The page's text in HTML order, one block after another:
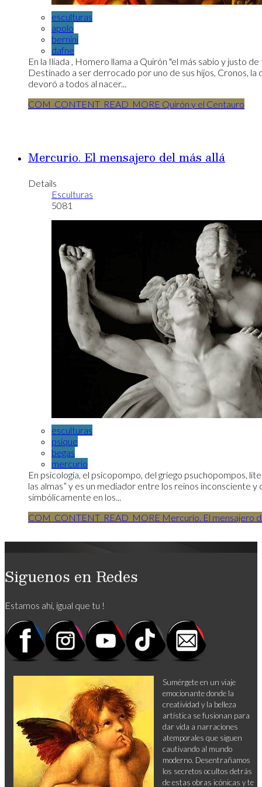
esculturas
apolo
bernini
dafne
En la Ilíada , Homero llama a Quirón "el más sabio y justo
Destinado a ser derrocado por uno de sus hijos, Cronos, la
devoró a todos al nacer...
COM_CONTENT_READ_MORE Quirón y el Centauro
Mercurio. El mensajero del más allá
Details
Esculturas
5081
esculturas
psique
begas
mercurio
En psicología, el psicopompo, del griego psuchopompos,
las almas” y es un mediador entre los reinos inconsciente
simbólicamente en los...
COM_CONTENT_READ_MORE Mercurio. El mensajero
Siguenos en Redes
Estamos ahi, igual que tu !
Sumérgete en un viaje
emocionante donde la
creatividad y la belleza
artística se fusionan para
dar vida a narraciones
atemporales que siguen
cautivando al mundo
moderno. Desentrañamos
los secretos ocultos detrás
de estas obras icónicas y te